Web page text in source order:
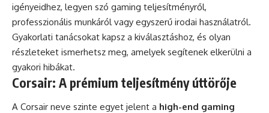
igényeidhez, legyen szó gaming teljesítményről,
professzionális munkáról vagy egyszerű irodai használatról.
Gyakorlati tanácsokat kapsz a kiválasztáshoz, és olyan
részleteket ismerhetsz meg, amelyek segítenek elkerülni a
gyakori hibákat.
Corsair: A prémium teljesítmény úttörője
A Corsair neve szinte egyet jelent a high-end gaming